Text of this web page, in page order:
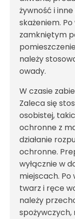
żywność i
skażeniem.
zamkniętym
należy
owady.
W czasie
Zaleca się
osobistej,
ochronne z
działanie
ochronne.
wyłącznie w
miejscach. Po
twarz i ręce
należy
spożywczych,